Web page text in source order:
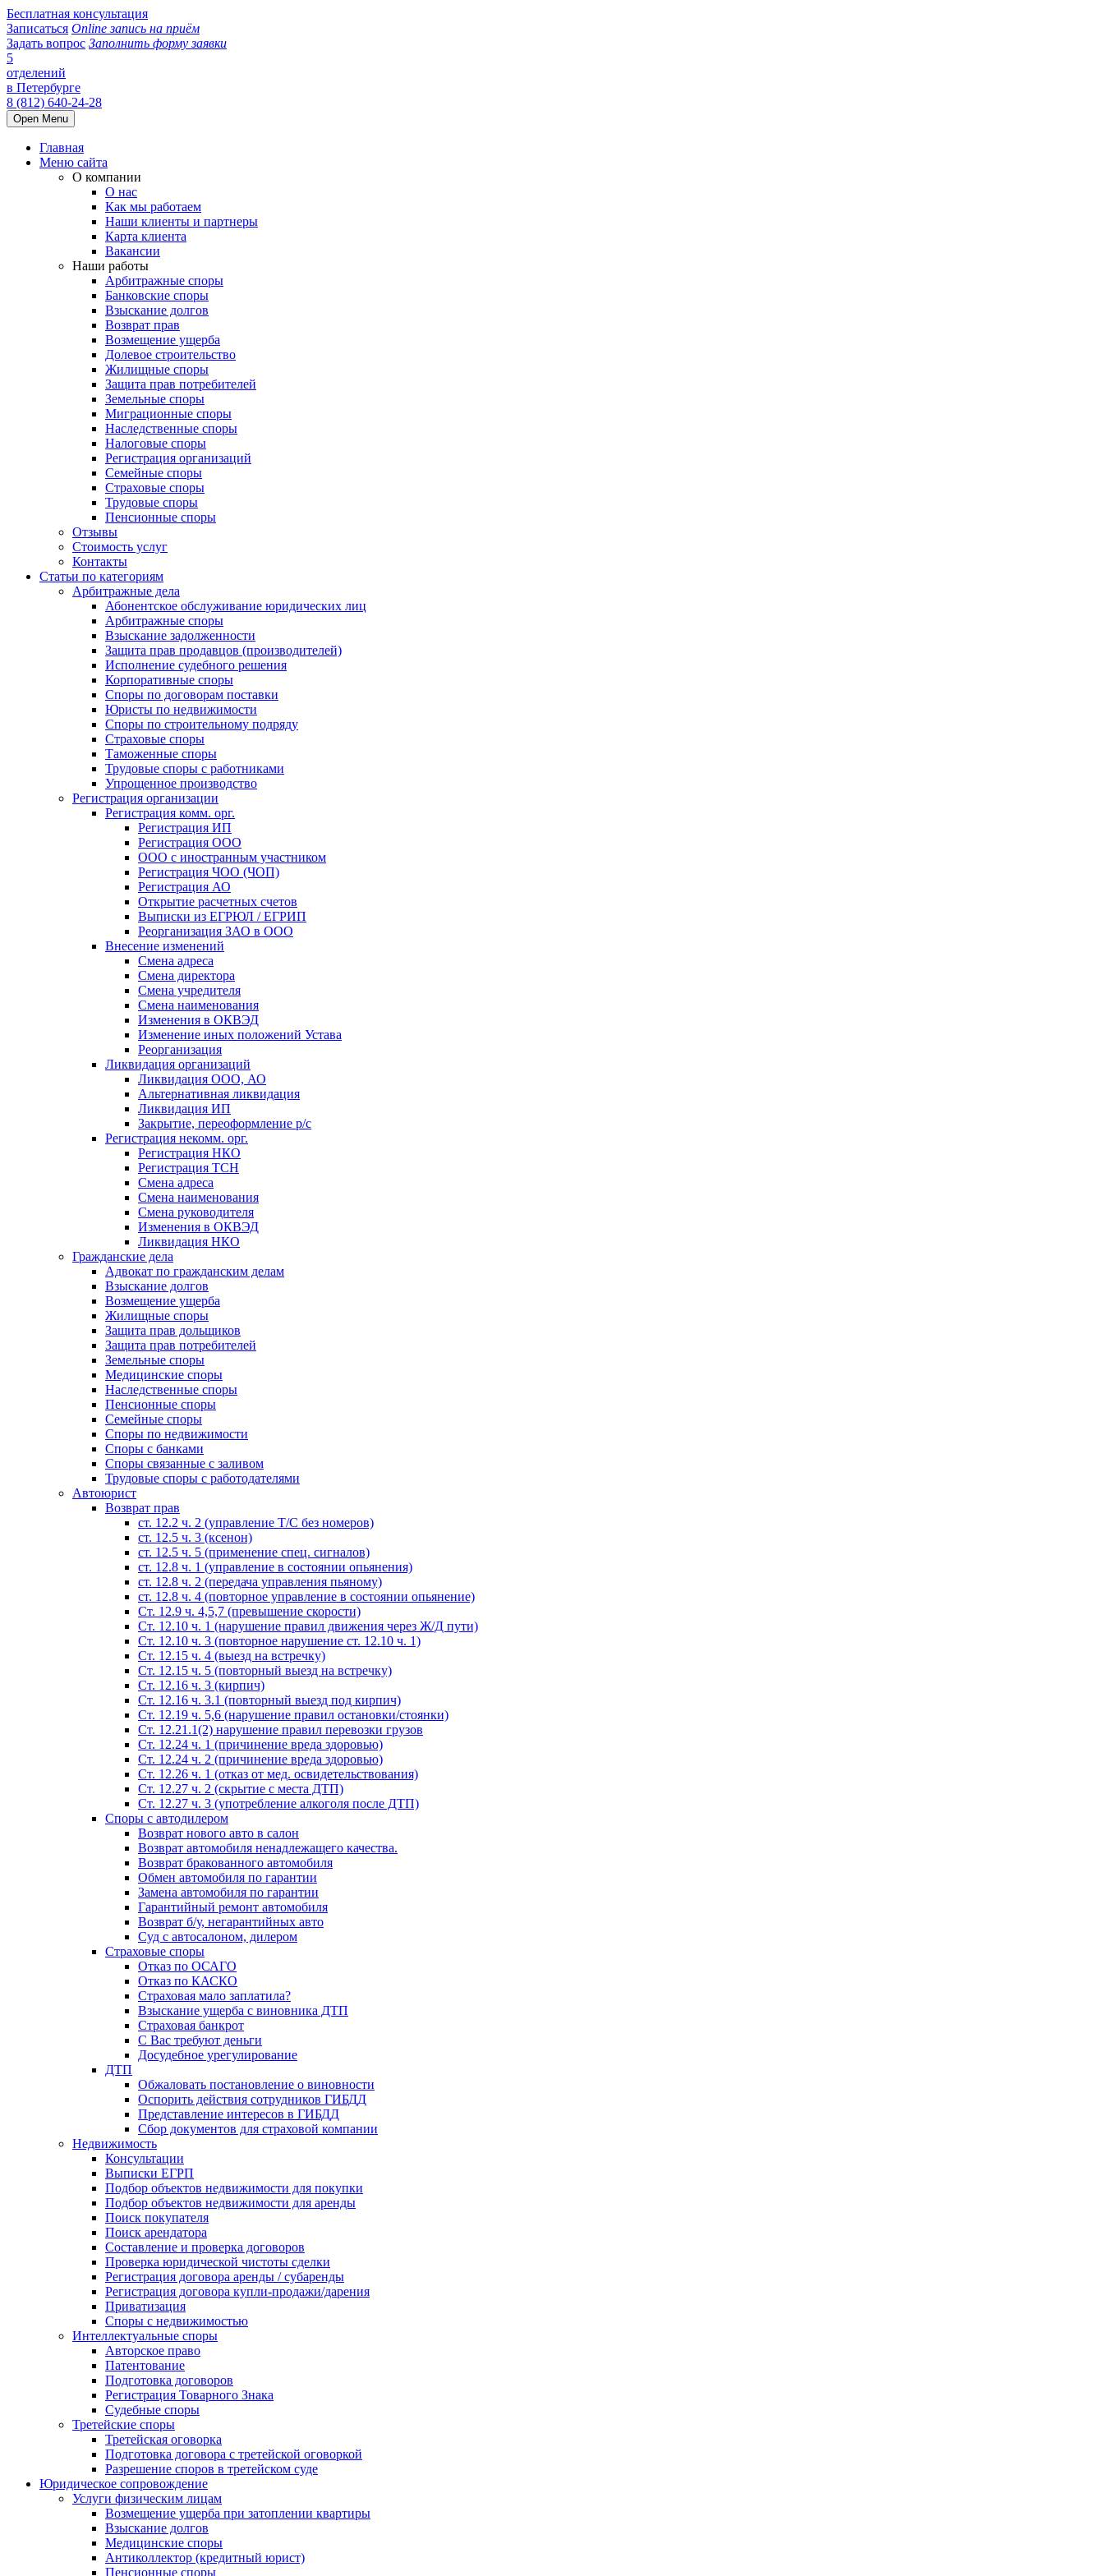
Бесплатная консультация
Записаться Online запись на приём
Задать вопрос Заполнить форму заявки
5
отделений
в Петербурге
8 (812) 640-24-28
Open Menu
Главная
Меню сайта
О компании
О нас
Как мы работаем
Наши клиенты и партнеры
Карта клиента
Вакансии
Наши работы
Арбитражные споры
Банковские споры
Взыскание долгов
Возврат прав
Возмещение ущерба
Долевое строительство
Жилищные споры
Защита прав потребителей
Земельные споры
Миграционные споры
Наследственные споры
Налоговые споры
Регистрация организаций
Семейные споры
Страховые споры
Трудовые споры
Пенсионные споры
Отзывы
Стоимость услуг
Контакты
Статьи по категориям
Арбитражные дела
Абонентское обслуживание юридических лиц
Арбитражные споры
Взыскание задолженности
Защита прав продавцов (производителей)
Исполнение судебного решения
Корпоративные споры
Споры по договорам поставки
Юристы по недвижимости
Споры по строительному подряду
Страховые споры
Таможенные споры
Трудовые споры с работниками
Упрощенное производство
Регистрация организации
Регистрация комм. орг.
Регистрация ИП
Регистрация ООО
ООО с иностранным участником
Регистрация ЧОО (ЧОП)
Регистрация АО
Открытие расчетных счетов
Выписки из ЕГРЮЛ / ЕГРИП
Реорганизация ЗАО в ООО
Внесение изменений
Смена адреса
Смена директора
Cмена учредителя
Смена наименования
Изменения в ОКВЭД
Изменение иных положений Устава
Реорганизация
Ликвидация организаций
Ликвидация ООО, АО
Альтернативная ликвидация
Ликвидация ИП
Закрытие, переоформление р/с
Регистрация некомм. орг.
Регистрация НКО
Регистрация ТСН
Смена адреса
Смена наименования
Смена руководителя
Изменения в ОКВЭД
Ликвидация НКО
Гражданские дела
Адвокат по гражданским делам
Взыскание долгов
Возмещение ущерба
Жилищные споры
Защита прав дольщиков
Защита прав потребителей
Земельные споры
Медицинские споры
Наследственные споры
Пенсионные споры
Семейные споры
Cпоры по недвижимости
Споры с банками
Споры связанные с заливом
Трудовые споры с работодателями
Автоюрист
Возврат прав
ст. 12.2 ч. 2 (управление Т/С без номеров)
ст. 12.5 ч. 3 (ксенон)
ст. 12.5 ч. 5 (применение спец. сигналов)
cт. 12.8 ч. 1 (управление в состоянии опьянения)
ст. 12.8 ч. 2 (передача управления пьяному)
ст. 12.8 ч. 4 (повторное управление в состоянии опьянение)
Ст. 12.9 ч. 4,5,7 (превышение скорости)
Ст. 12.10 ч. 1 (нарушение правил движения через Ж/Д пути)
Ст. 12.10 ч. 3 (повторное нарушение ст. 12.10 ч. 1)
Ст. 12.15 ч. 4 (выезд на встречку)
Ст. 12.15 ч. 5 (повторный выезд на встречку)
Ст. 12.16 ч. 3 (кирпич)
Ст. 12.16 ч. 3.1 (повторный выезд под кирпич)
Ст. 12.19 ч. 5,6 (нарушение правил остановки/стоянки)
Ст. 12.21.1(2) нарушение правил перевозки грузов
Ст. 12.24 ч. 1 (причинение вреда здоровью)
Ст. 12.24 ч. 2 (причинение вреда здоровью)
Ст. 12.26 ч. 1 (отказ от мед. освидетельствования)
Ст. 12.27 ч. 2 (скрытие с места ДТП)
Ст. 12.27 ч. 3 (употребление алкоголя после ДТП)
Споры с автодилером
Возврат нового авто в салон
Возврат автомобиля ненадлежащего качества.
Возврат бракованного автомобиля
Обмен автомобиля по гарантии
Замена автомобиля по гарантии
Гарантийный ремонт автомобиля
Возврат б/у, негарантийных авто
Суд с автосалоном, дилером
Страховые споры
Отказ по ОСАГО
Отказ по КАСКО
Страховая мало заплатила?
Взыскание ущерба с виновника ДТП
Страховая банкрот
С Вас требуют деньги
Досудебное урегулирование
ДТП
Обжаловать постановление о виновности
Оспорить действия сотрудников ГИБДД
Представление интересов в ГИБДД
Сбор документов для страховой компании
Недвижимость
Консультации
Выписки ЕГРП
Подбор объектов недвижимости для покупки
Подбор объектов недвижимости для аренды
Поиск покупателя
Поиск арендатора
Составление и проверка договоров
Проверка юридической чистоты сделки
Регистрация договора аренды / субаренды
Регистрация договора купли-продажи/дарения
Приватизация
Cпоры с недвижимостью
Интеллектуальные споры
Авторское право
Патентование
Подготовка договоров
Регистрация Товарного Знака
Судебные споры
Третейские споры
Третейская оговорка
Подготовка договора с третейской оговоркой
Разрешение споров в третейском суде
Юридическое сопровождение
Услуги физическим лицам
Возмещение ущерба при затоплении квартиры
Взыскание долгов
Медицинские споры
Антиколлектор (кредитный юрист)
Пенсионные споры